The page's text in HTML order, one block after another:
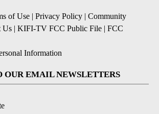
of Use | Privacy Policy | Community
Us | KIFI-TV FCC Public File | FCC
Information
OUR EMAIL NEWSLETTERS